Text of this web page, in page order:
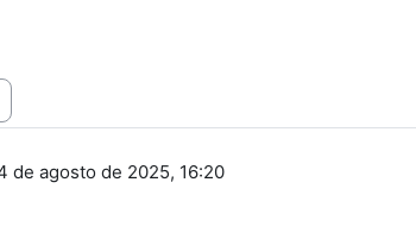
de agosto de 2025, 16:20